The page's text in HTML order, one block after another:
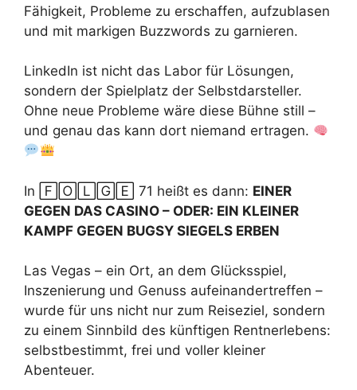
Fähigkeit, Probleme zu erschaffen, aufzublasen
und mit markigen Buzzwords zu garnieren.
LinkedIn ist nicht das Labor für Lösungen,
sondern der Spielplatz der Selbstdarsteller.
Ohne neue Probleme wäre diese Bühne still –
und genau das kann dort niemand ertragen.
In 🄵🄾🄻🄶🄴 71 heißt es dann: EINER
GEGEN DAS CASINO – ODER: EIN KLEINER
KAMPF GEGEN BUGSY SIEGELS ERBEN
Las Vegas – ein Ort, an dem Glücksspiel,
Inszenierung und Genuss aufeinandertreffen –
wurde für uns nicht nur zum Reiseziel, sondern
zu einem Sinnbild des künftigen Rentnerlebens:
selbstbestimmt, frei und voller kleiner
Abenteuer.